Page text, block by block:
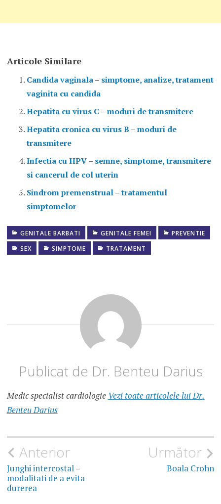
Articole Similare
Candida vaginala – simptome, analize, tratament
vaginita cu candida
Hepatita cu virus C – moduri de transmitere
Hepatita cronica cu virus B – moduri de
transmitere
Infectia cu HPV – semne, simptome, transmitere
si cancerul de col uterin
Sindrom premenstrual – tratamentul
simptomelor
GENITALE BARBATI GENITALE FEMEI
PREVENTIE
SEX
SIMPTOME TRATAMENT
GONOREE
GAT
IMAGINI
PENIS
POZE
GONOREE
GONOREE
TRATAMENT
GONOREE
Publicat de Dr. Benteu Darius
Medic specialist cardiologie Vezi toate articolele lui Dr.
Benteu Darius
Navigare
în
articole
Anterior
Junghi intercostal –
modalitati de a evita
durerea
Următor
Boala Crohn